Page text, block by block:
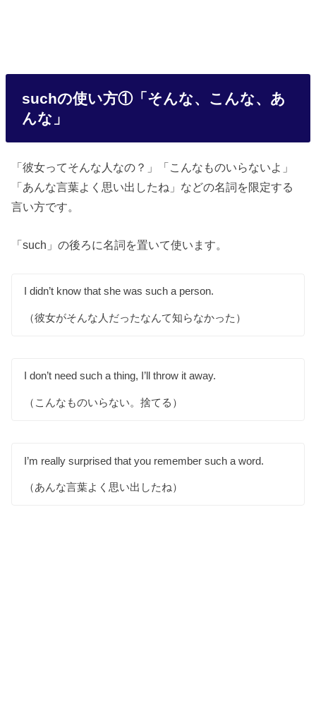
suchの使い方①「そんな、こんな、あ
んな」
「彼女ってそんな人なの？」「こんなものいらないよ」
「あんな言葉よく思い出したね」などの名詞を限定する
言い方です。
「such」の後ろに名詞を置いて使います。
I didn’t know that she was such a person.
（彼女がそんな人だったなんて知らなかった）
I don’t need such a thing, I’ll throw it away.
（こんなものいらない。捨てる）
I’m really surprised that you remember such a word.
（あんな言葉よく思い出したね）